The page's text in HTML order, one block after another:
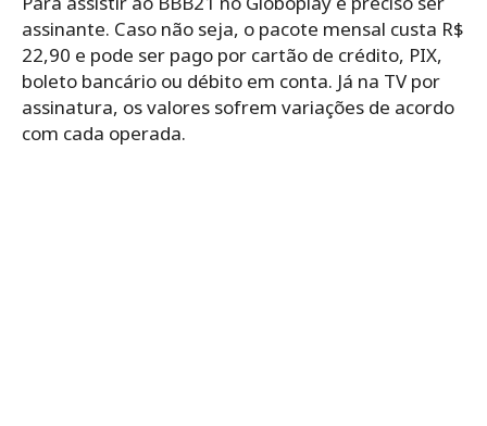
assinante. Caso não seja, o pacote mensal custa R$
22,90 e pode ser pago por cartão de crédito, PIX,
boleto bancário ou débito em conta. Já na TV por
assinatura, os valores sofrem variações de acordo
com cada operada.